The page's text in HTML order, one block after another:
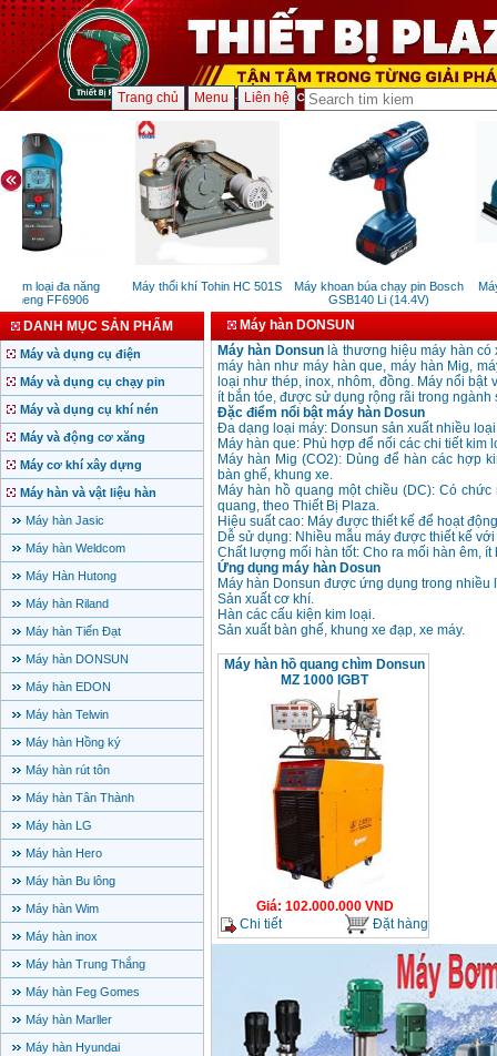
Trang chủ Menu Liên hệ
kim loại đa năng
FF6906
Máy thổi khí Tohin HC 501S
Máy khoan búa chạy pin Bosch
GSB140 Li (14.4V)
DANH MỤC SẢN PHẨM
Máy và dụng cụ điện
Máy và dụng cụ chạy pin
Máy và dụng cụ khí nén
Máy và động cơ xăng
Máy cơ khí xây dựng
Máy hàn và vật liệu hàn
Máy hàn Jasic
Máy hàn Weldcom
Máy Hàn Hutong
Máy hàn Riland
Máy hàn Tiến Đạt
Máy hàn DONSUN
Máy hàn EDON
Máy hàn Telwin
Máy hàn Hồng ký
Máy hàn rút tôn
Máy hàn Tân Thành
Máy hàn LG
Máy hàn Hero
Máy hàn Bu lông
Máy hàn Wim
Máy hàn inox
Máy hàn Trung Thắng
Máy hàn Feg Gomes
Máy hàn Marller
Máy hàn Hyundai
Máy hàn DONSUN
Máy hàn Donsunlà thương hiệu máy hàn có
máy hàn như máy hàn que, máy hàn Mig,
loại như thép, inox, nhôm, đồng. Máy nổi
ít bắn tóe, được sử dụng rộng rãi trong
Đặc điểm nổi bật máy hàn Dosun
Đa dạng loại máy: Donsun sản xuất nhiều
Máy hàn que: Phù hợp để nối các chi tiết kim
Máy hàn Mig (CO2): Dùng để hàn các hợp
bàn ghế, khung xe.
Máy hàn hồ quang một chiều (DC): Có
quang, theo Thiết Bị Plaza.
Hiệu suất cao: Máy được thiết kế để hoạt
Dễ sử dụng: Nhiều mẫu máy được thiết kế
Chất lượng mối hàn tốt: Cho ra mối hàn êm,
Ứng dụng máy hàn Dosun
Máy hàn Donsun được ứng dụng trong
Sản xuất cơ khí.
Hàn các cấu kiện kim loại.
Sản xuất bàn ghế, khung xe đạp, xe máy.
Máy hàn hồ quang chìm Donsun
MZ 1000 IGBT
Giá: 102.000.000VND
Chi tiết
Đặt hàng